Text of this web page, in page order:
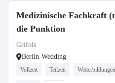
Medizinische Fachkraft
die Punktion
Grifols
Berlin-Wedding
Vollzeit Teilzeit Weiterbildungen